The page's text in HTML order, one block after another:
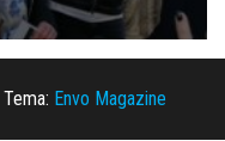
Tema: Envo Magazine